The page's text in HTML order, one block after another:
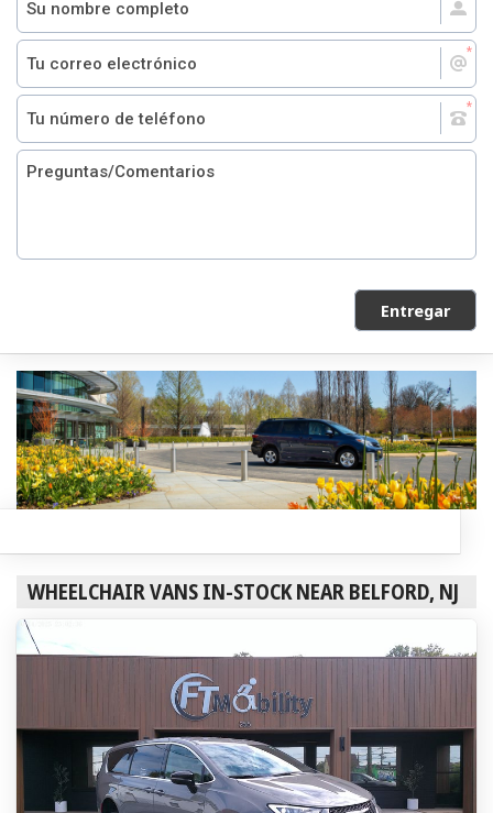
Entregar
WHEELCHAIR VANS IN-STOCK NEAR BELFORD, NJ